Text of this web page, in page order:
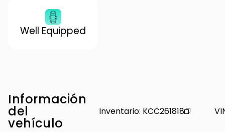
Well Equipped
Información
del
vehículo
Inventario: KCC261818